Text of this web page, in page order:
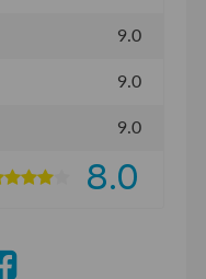
9.0
9.0
9.0
8.0